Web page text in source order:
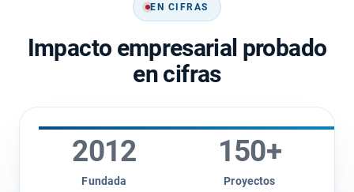
EN CIFRAS
Impacto empresarial probado
en cifras
2012
Fundada
150+
Proyectos